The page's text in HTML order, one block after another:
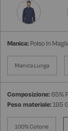
Manica: Polso In
Manica Lunga
Composizione:65%
Peso materiale:195
100% Cotone